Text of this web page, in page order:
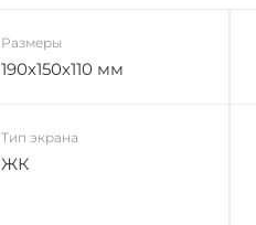
Размеры
190х150х110 мм
Тип экрана
ЖК